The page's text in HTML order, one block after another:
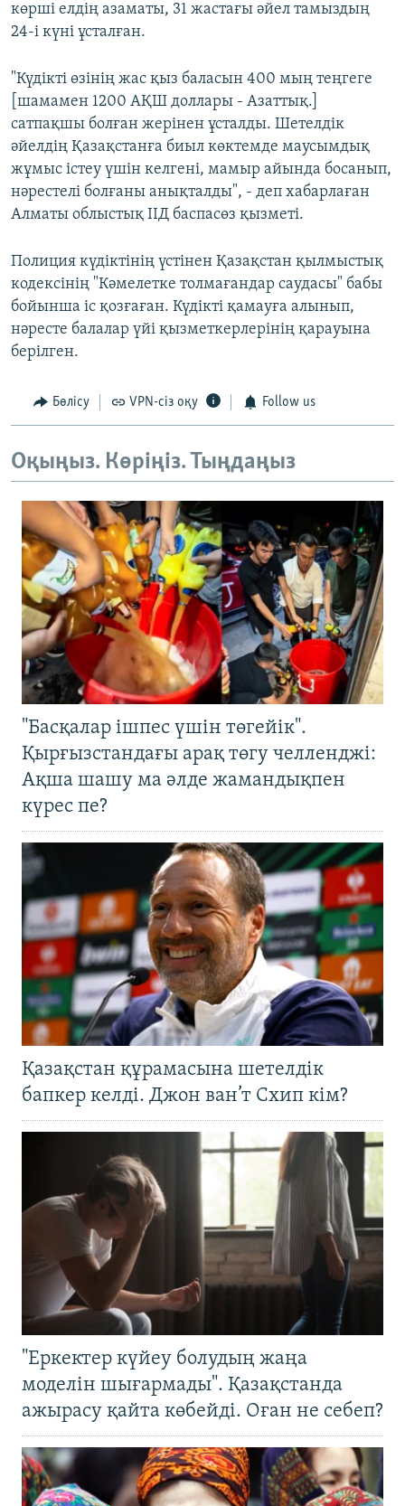
көрші елдің азаматы, 31 жастағы әйел тамыздың
24-і күні ұсталған.
"Күдікті өзінің жас қыз баласын 400 мың теңгеге
[шамамен 1200 АҚШ доллары - Азаттық.]
сатпақшы болған жерінен ұсталды. Шетелдік
әйелдің Қазақстанға биыл көктемде маусымдық
жұмыс істеу үшін келгені, мамыр айында босанып,
нәрестелі болғаны анықталды", - деп хабарлаған
Алматы облыстық ІІД баспасөз қызметі.
Полиция күдіктінің үстінен Қазақстан қылмыстық
кодексінің "Кәмелетке толмағандар саудасы" бабы
бойынша іс қозғаған. Күдікті қамауға алынып,
нәресте балалар үйі қызметкерлерінің қарауына
берілген.
Бөлісу VPN-сіз оқу Follow us
Оқыңыз. Көріңіз. Тыңдаңыз
"Басқалар ішпес үшін төгейік".
Қырғызстандағы арақ төгу челленджі:
Ақша шашу ма әлде жамандықпен
күрес пе?
Қазақстан құрамасына шетелдік
бапкер келді. Джон ван’т Схип кім?
"Еркектер күйеу болудың жаңа
моделін шығармады". Қазақстанда
ажырасу қайта көбейді. Оған не себеп?